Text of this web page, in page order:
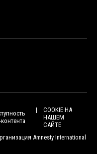
COOKIE НА
НАШЕМ
САЙТЕ
Amnesty International